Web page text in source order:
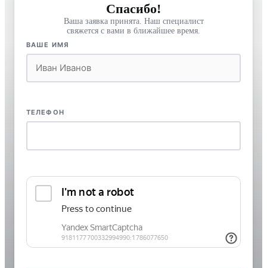
Спасибо!
Ваша заявка принята. Наш специалист
свяжется с вами в ближайшее время.
ВАШЕ ИМЯ
ТЕЛЕФОН